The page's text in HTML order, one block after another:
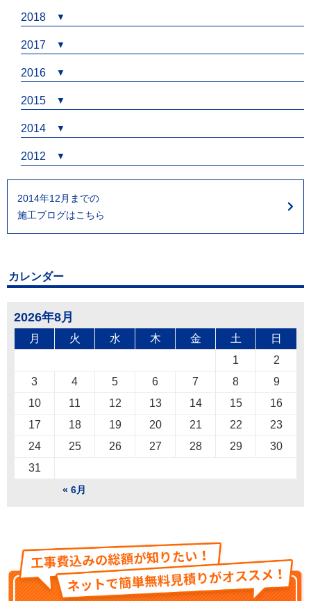
2018
2017
2016
2015
2014
2012
2014年12月までの
施工ブログはこちら
カレンダー
2026年8月
月 火 水 木 金 土 日
« 6月
1
2
3
4 5 6 7 8
9
10
11 12 13 14 15
16
17
18 19 20 21 22
23
24
25 26 27 28 29
30
31